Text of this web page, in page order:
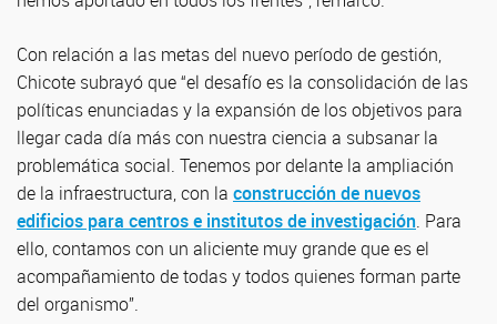
Con relación a las metas del nuevo período de gestión,
Chicote subrayó que “el desafío es la consolidación de las
políticas enunciadas y la expansión de los objetivos para
llegar cada día más con nuestra ciencia a subsanar la
problemática social. Tenemos por delante la ampliación
de la infraestructura, con la construcción de nuevos
edificios para centros e institutos de investigación. Para
ello, contamos con un aliciente muy grande que es el
acompañamiento de todas y todos quienes forman parte
del organismo”.